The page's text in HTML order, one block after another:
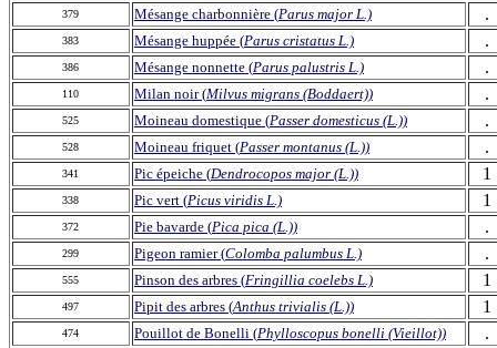
379 Mésange charbonnière (Parus major L.) .
383 Mésange huppée (Parus cristatus L.) .
386 Mésange nonnette (Parus palustris L.) .
110 Milan noir (Milvus migrans (Boddaert)) .
525 Moineau domestique (Passer domesticus (L.)) .
528 Moineau friquet (Passer montanus (L.)) .
341 Pic épeiche (Dendrocopos major (L.)) 1
338 Pic vert (Picus viridis L.) 1
372 Pie bavarde (Pica pica (L.)) .
299 Pigeon ramier (Colomba palumbus L.) .
555 Pinson des arbres (Fringillia coelebs L.) 1
497 Pipit des arbres (Anthus trivialis (L.)) 1
474 Pouillot de Bonelli (Phylloscopus bonelli (Vieillot)) .